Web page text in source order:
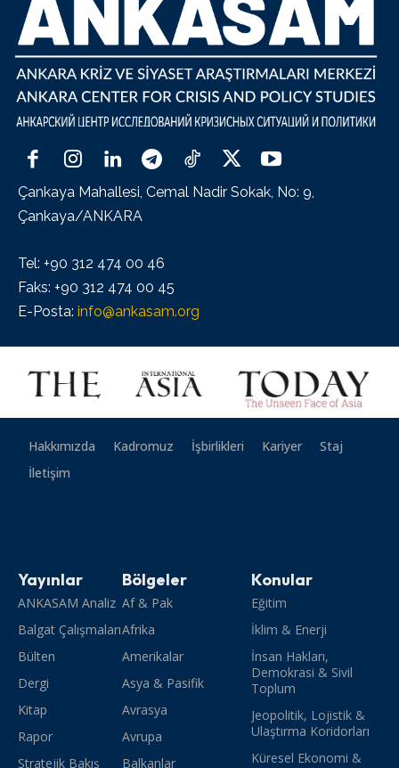
Çankaya Mahallesi, Cemal Nadir Sokak, No: 9,
Çankaya/ANKARA
Tel: +90 312 474 00 46
Faks: +90 312 474 00 45
E-Posta: info@ankasam.org
Hakkımızda Kadromuz İşbirlikleri Kariyer
Staj
İletişim
Yayınlar
ANKASAM Analiz
Balgat Çalışmaları
Bülten
Dergi
Kitap
Rapor
Stratejik Bakış
Bölgeler
Af & Pak
Afrika
Amerikalar
Asya & Pasifik
Avrasya
Avrupa
Balkanlar
Konular
Eğitim
İklim & Enerji
İnsan Hakları,
Demokrasi & Sivil
Toplum
Jeopolitik, Lojistik &
Ulaştırma Koridorları
Küresel Ekonomi &